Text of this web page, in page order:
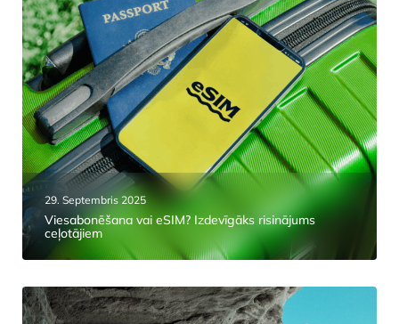
29. Septembris 2025
Viesabonēšana vai eSIM? Izdevīgāks risinājums
ceļotājiem